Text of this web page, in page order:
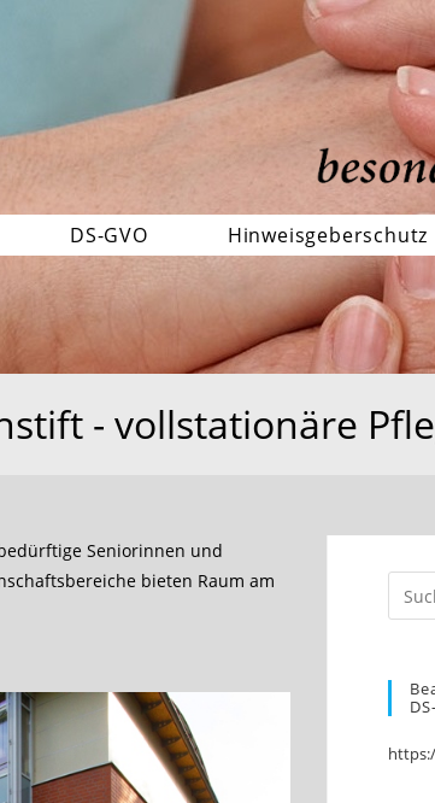
DS-GVO
Hinweisgeberschutz
- vollstationäre
Seniorinnen und
bieten Raum am